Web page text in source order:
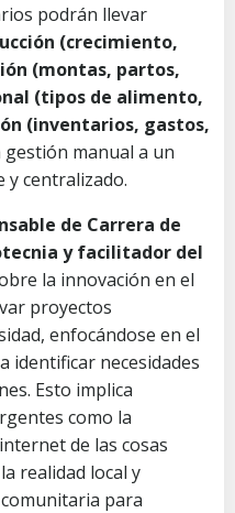
podrán llevar
(crecimiento,
(montas, partos,
(tipos de alimento,
(inventarios, gastos,
manual a un
y centralizado.
de Carrera de
y facilitador del
la innovación en el
proyectos
enfocándose en el
identificar necesidades
Esto implica
como la
de las cosas
realidad local y
para